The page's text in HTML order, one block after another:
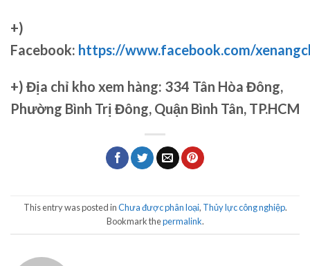
+)
Facebook: https://www.facebook.com/
+) Địa chỉ kho xem hàng: 334 Tân Hòa Đông,
Phường Bình Trị Đông, Quận Bình Tân, TP.HCM
This entry was posted inChưa được phân loại, Thủy lực công nghiệp.
Bookmark thepermalink.